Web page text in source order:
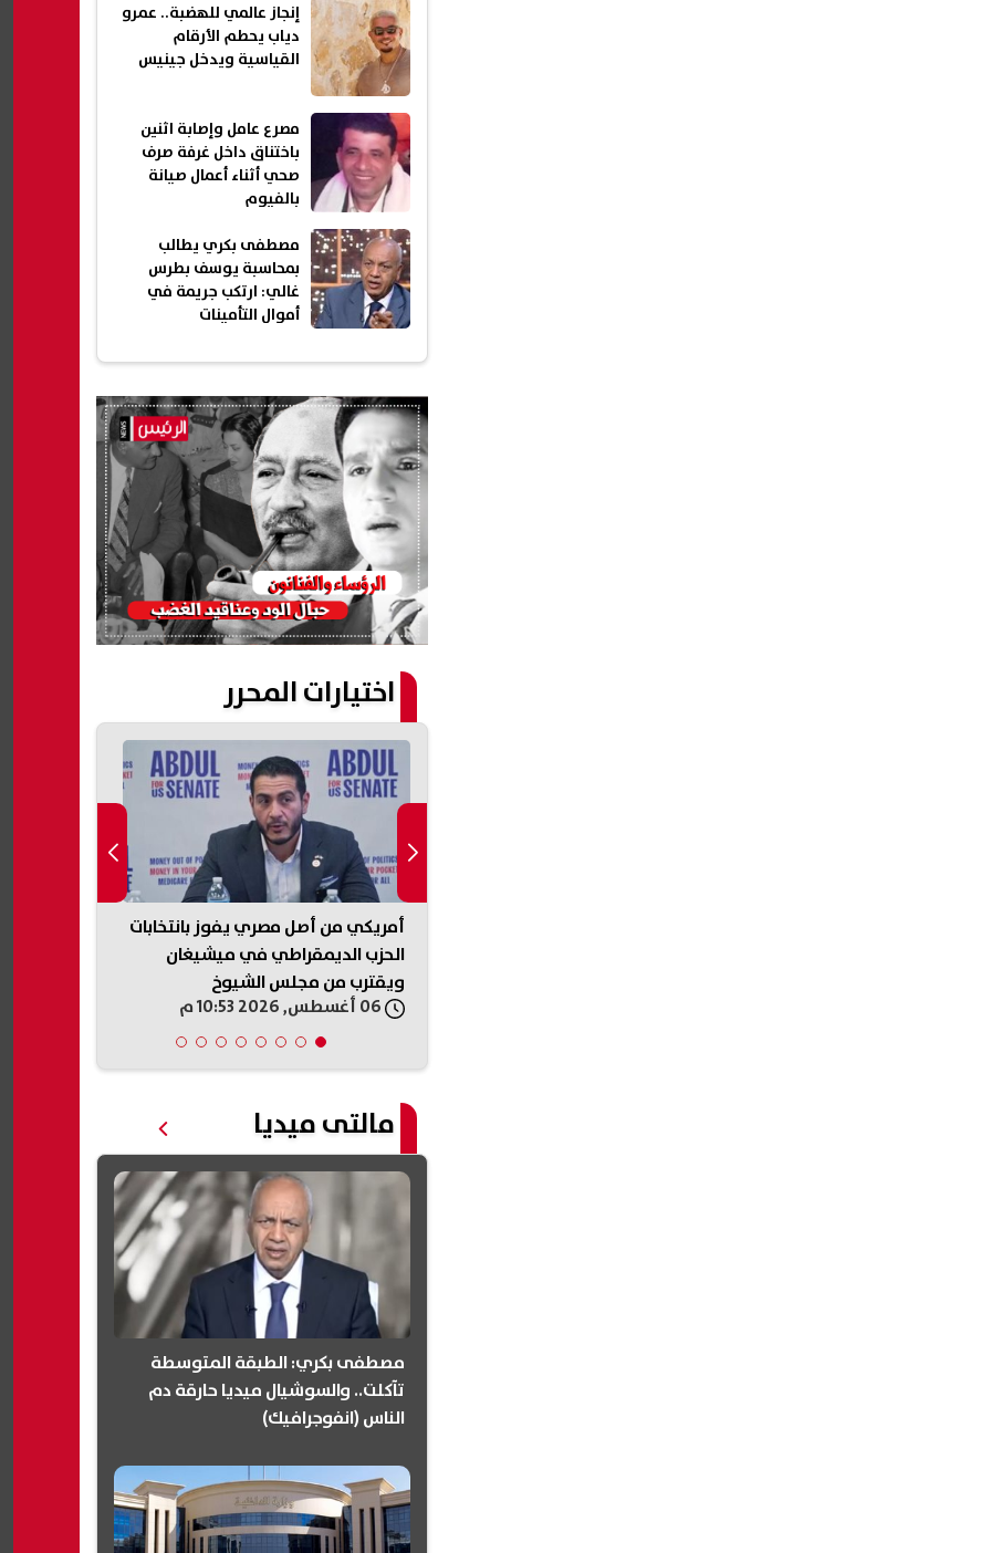
إنجاز عالمي للهضبة.. عمرو
دياب يحطم الأرقام
القياسية ويدخل جينيس
مصرع عامل وإصابة اثنين
باختناق داخل غرفة صرف
صحي أثناء أعمال صيانة
بالفيوم
مصطفى بكري يطالب
بمحاسبة يوسف بطرس
غالي: ارتكب جريمة في
أموال التأمينات
اختيارات المحرر
أمريكي من أصل مصري يفوز بانتخابات
الحزب الديمقراطي في ميشيغان
ويقترب من مجلس الشيوخ
(انفوجرافيك)
مالتى ميديا
مصطفى بكري: الطبقة المتوسطة
تآكلت.. والسوشيال ميديا حارقة دم
الناس (انفوجرافيك)